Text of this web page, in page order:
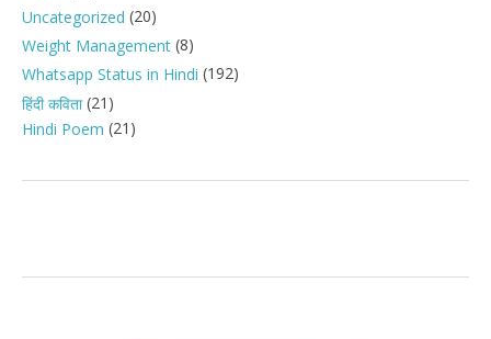
Uncategorized (20)
Weight Management (8)
Whatsapp Status in Hindi (192)
हिंदी कविता(21)
Hindi Poem (21)